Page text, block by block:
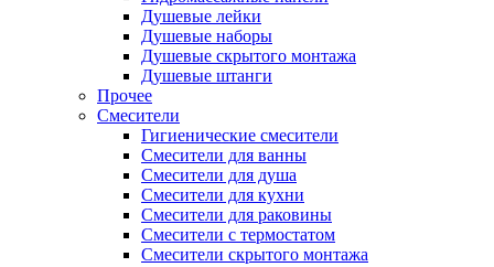
Душевые лейки
Душевые наборы
Душевые скрытого монтажа
Душевые штанги
Прочее
Смесители
Гигиенические смесители
Смесители для ванны
Смесители для душа
Смесители для кухни
Смесители для раковины
Смесители с термостатом
Смесители скрытого монтажа